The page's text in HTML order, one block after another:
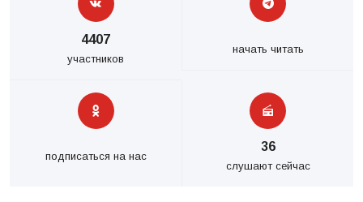
4407
участников
начать читать
подписаться на нас
36
слушают сейчас